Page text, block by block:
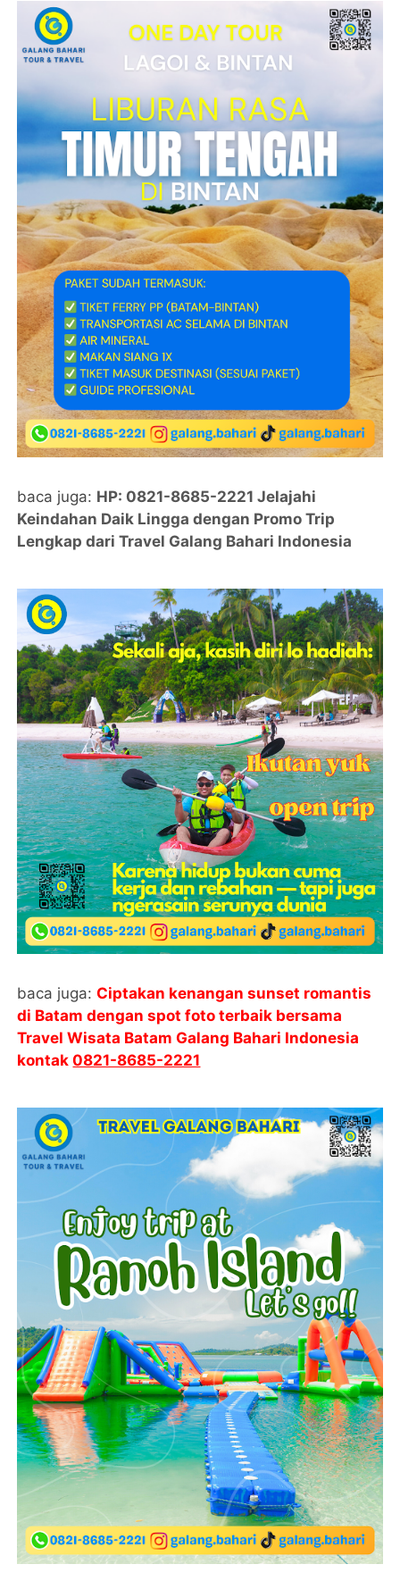
baca juga: HP: 0821-8685-2221 Jelajahi
Keindahan Daik Lingga dengan Promo Trip
Lengkap dari Travel Galang Bahari Indonesia
baca juga:Ciptakan kenangan sunset romantis
di Batam dengan spot foto terbaik bersama
Travel Wisata Batam Galang Bahari Indonesia
kontak0821-8685-2221